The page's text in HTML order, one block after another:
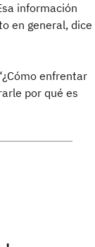
información
en general, dice
enfrentar
por qué es